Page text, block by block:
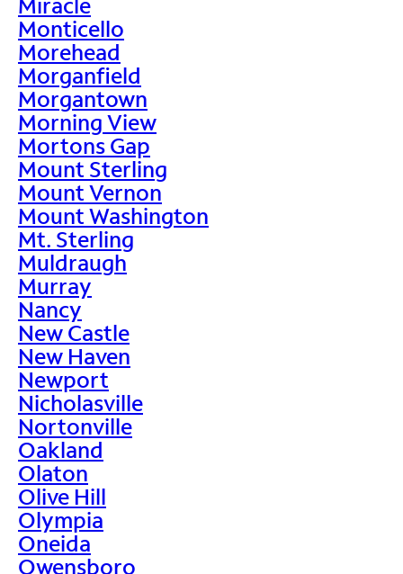
Monticello
Morehead
Morganfield
Morgantown
Morning View
Mortons Gap
Mount Sterling
Mount Vernon
Mount Washington
Mt. Sterling
Muldraugh
Murray
Nancy
New Castle
New Haven
Newport
Nicholasville
Nortonville
Oakland
Olaton
Olive Hill
Olympia
Oneida
Owensboro